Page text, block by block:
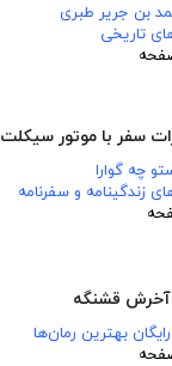
بن جریر طبری
تاریخی
سفر با موتور سیکلت
چه گوارا
زندگینامه و سفرنامه
آخرش قشنگه
رایگان بهترین رمان‌ها